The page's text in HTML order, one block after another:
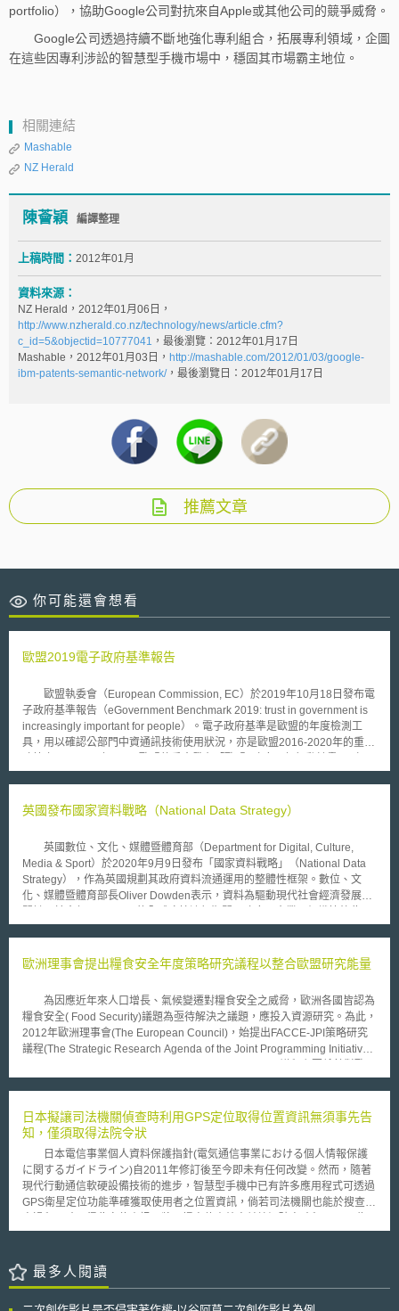
portfolio），協助Google公司對抗來自Apple或其他公司的競爭威脅。
Google公司透過持續不斷地強化專利組合，拓展專利領域，企圖
在這些因專利涉訟的智慧型手機市場中，穩固其市場霸主地位。
相關連結
Mashable
NZ Herald
陳薈穎 編譯整理
上稿時間： 2012年01月
資料來源：
NZ Herald，2012年01月06日，
http://www.nzherald.co.nz/technology/news/article.cfm?
c_id=5&objectid=10777041 ，最後瀏覽：2012年01月17日
Mashable，2012年01月03日， http://mashable.com/2012/01/03/google-
ibm-patents-semantic-network/，最後瀏覽日：2012年01月17日
推薦文章
你可能還會想看
歐盟2019電子政府基準報告
歐盟執委會（European Commission, EC）於2019年10月18日發布電
子政府基準報告（eGovernment Benchmark 2019: trust in government is
increasingly important for people）。電子政府基準是歐盟的年度檢測工
具，用以確認公部門中資通訊技術使用狀況，亦是歐盟2016-2020年的重點
eGovernment Action Plan 2016-2020），歐盟應致力落實「公共行政現代
三面向。電子政府基準報告即因應此一政策方向而生。 電子政府基準
（Transparency）、跨境移動（Cross-border mobility）、其他關鍵促成因
素（Key enablers）。報告中評估2019年總體表現最佳的國家是馬爾他、
奧地利等；立陶宛和芬蘭等國則為其次；表現低於平均者則多為東南歐國
家。報告中亦提到，現階段公民已十分容易在機關官網上取得所需資訊，但
相較於提供給一般公民的服務，機關官網對企業提供之服務通常更加完整及
有公民信任該機關，包含對機關安全在線服務、個人資料透明度、公共網路
立在人們信任相關數位服務，並與政府交流時更容易知悉並利用該服務。
力建設政府骨幹網路和電子認證、90年代持續深化及擴大政府網路應用，並
推動10大旗艦計畫實現網路政府主動、分眾、持續及紮根之服務。101年後
建構電子化政府之設備、網路和應用服務，發展資訊服務系統整合、全程服
務及跨部門協調。近期分別有「第五階段電子化政府計畫-數位政府」和
「服務型政府推動計畫」，以資料驅動、公私協力、以民為本之核心理念，
透過巨量資料、開放資料和服務個人化等工具，發展跨機關一站式整合服務
英國發布國家資料戰略（National Data Strategy）
英國數位、文化、媒體暨體育部（Department for Digital, Culture,
Media & Sport）於2020年9月9日發布「國家資料戰略」（National Data
Strategy），作為英國規劃其政府資料流通運用的整體性框架。數位、文
化、媒體暨體育部長Oliver Dowden表示，資料為驅動現代社會經濟發展的
時共享重要資訊，除達成了防疫目標，更維繫了各層面的經濟生活。因此，
運用，讓英國經濟自COVID-19疫情中復甦，提高生產力與創造新型業態，
用，本戰略提出了四個核心面向：（1）資料基礎（data foundation）：資
料應以標準化格式，且符合可發現（findable）、可取用（accessible）、
相容性（interoperable）與可再利用（reusable）的條件下記載；（2）資
料技能（data skills）：應藉由教育體系等培養一般人運用資料的技能；
（3）提升資料可取得性（data availability）：鼓勵於公共、私人與第三部
適當的保護；（4）負責任的資料（responsible）：確保各方以合法、安
支援創新與研究。 基此，本戰略進一步提示了五個優先任務：（1）釋
出資料的整體經濟價值：建立適切的條件，使資料在經濟體系內可取得且具
備可取用性，同時保護私人的資料權（data rights）、以及企業的相關智慧
財產權；（2）建構具發展性且可信賴的資料機制：協助企業家與新創人士
以負責任及安全的方式使用資料，避免產生監管上的不確定性或風險，並藉
以推動經濟發展。同時，也期待藉由機制的建立，鼓勵公眾參與資料的數位
經濟應用；（3）改變政府運用資料的方式，提升效率及改善公共服務：以
COVID-19疫情期間政府對資料積極運用為契機，推動政府間的整體資料有
（4）建立資料基礎設施的安全性與彈性：資料基礎設施為國家關鍵資產，
應避免其遭遇安全或服務中斷的風險，進而導致資料驅動的相關業務或組織
歐洲理事會提出糧食安全年度策略研究議程以整合歐盟研究能量
為因應近年來人口增長、氣候變遷對糧食安全之威脅，歐洲各國皆認為
糧食安全( Food Security)議題為亟待解決之議題，應投入資源研究。為此，
2012年歐洲理事會(The European Council)，始提出FACCE-JPI策略研究
議程(The Strategic Research Agenda of the Joint Programming Initiative
農業、糧食安全和氣候變化進行整合研究。來自21個歐洲國家代表及研究學
究資源整合機制，提高歐盟因應糧食生產挑戰之研究、應對能力。 歐
洲理事會於去年(2012)12月提出本年度策略研究議程，內容除重申歐盟應整
合糧食安全研究能量外，該議程更指出五大核心研究議題，反映歐盟對糧食
安全威脅多元化之重視 ，本議程研究重點歸納如下: 1. 氣候變遷與糧食安全
永續 2. 環境永續發展與農業精緻化 3. 糧食供需、生物多樣性與生態系統平
衡 4. 氣候變遷之因應 5. 減緩氣候異常現象之有效措施 本議程以核心研
究為理論基礎，有效整合各會員國研究能量，更針對各別領域提出具體實踐
趨勢。
日本擬讓司法機關偵查時利用GPS定位取得位置資訊無須事先告
知，僅須取得法院令狀
日本電信事業個人資料保護指針(電気通信事業における個人情報保護
に関するガイドライン)自2011年修訂後至今即未有任何改變。然而，隨著
現代行動通信軟硬設備技術的進步，智慧型手機中已有許多應用程式可透過
GPS衛星定位功能準確獲取使用者之位置資訊，倘若司法機關也能於搜查辦
此，日本總務省擬將原先須事先通知行動設備使用人與獲得法院令狀後，方
訂為司法機關取得法院令狀後，即可利用GPS衛星定位獲取行動設備使用人
位置訊息。 然此項修訂除將可能造成行動通訊業者營運上的額外負擔
最多人閱讀